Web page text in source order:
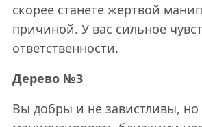
скорее станете жертвой
причиной. У вас сильное
ответственности.
Дерево №3
Вы добры и не завистливы,